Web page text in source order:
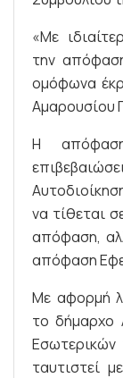
«Με
την
ομόφωνα
Αμαρουσίου
Η
να τίθεται
απόφαση,
απόφαση
Με αφορμή
το δήμαρχο
ταυτιστεί